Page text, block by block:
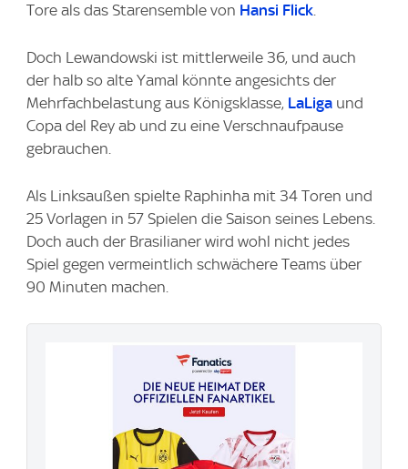
Tore als das Starensemble von Hansi Flick.
Doch Lewandowski ist mittlerweile 36, und auch
der halb so alte Yamal könnte angesichts der
Mehrfachbelastung aus Königsklasse, LaLiga und
Copa del Rey ab und zu eine Verschnaufpause
gebrauchen.
Als Linksaußen spielte Raphinha mit 34 Toren und
25 Vorlagen in 57 Spielen die Saison seines Lebens.
Doch auch der Brasilianer wird wohl nicht jedes
Spiel gegen vermeintlich schwächere Teams über
90 Minuten machen.